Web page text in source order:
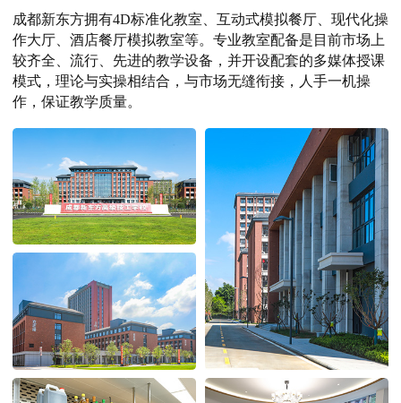
成都新东方拥有4D标准化教室、互动式模拟餐厅、现代化操
作大厅、酒店餐厅模拟教室等。专业教室配备是目前市场上
较齐全、流行、先进的教学设备，并开设配套的多媒体授课
模式，理论与实操相结合，与市场无缝衔接，人手一机操
作，保证教学质量。